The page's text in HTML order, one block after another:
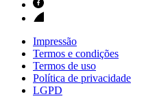
Impressão
Termos e condições
Termos de uso
Política de privacidade
LGPD